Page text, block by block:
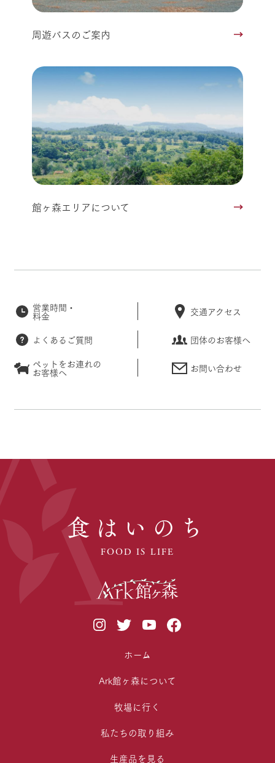
周遊バスのご案内
館ヶ森エリアについて
営業時間・
料金 交通アクセス
よくあるご質問
団体のお客様へ
ペットをお連れの
お客様へ お問い合わせ
食はいのち
FOOD IS LIFE
ホーム
Ark館ヶ森について
牧場に行く
私たちの取り組み
生産品を見る